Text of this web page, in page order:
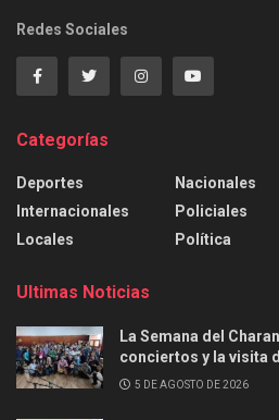
Redes Sociales
Categorías
Deportes
Internacionales
Locales
Nacionales
Policiales
Política
Ultimas Noticias
La Semana del
conciertos y la visita
5 DE AGOSTO DE 2026